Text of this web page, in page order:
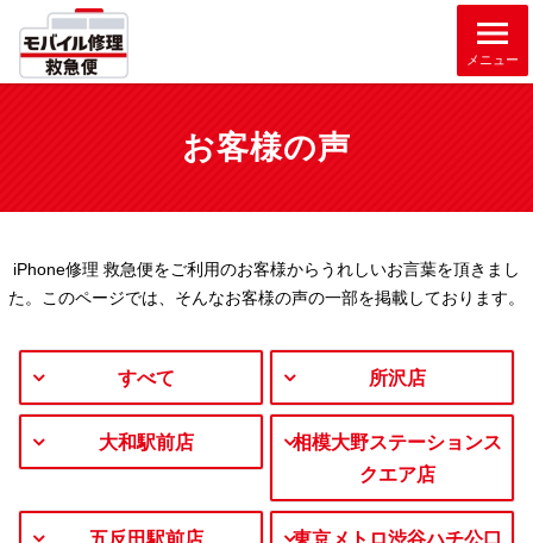
メニュー
お客様の声
iPhone修理 救急便をご利用のお客様からうれしいお言葉を頂きまし
た。
このページでは、そんなお客様の声の一部を掲載しております。
すべて 所沢店
大和駅前店
相模大野ステーションス
クエア店
五反田駅前店
東京メトロ渋谷ハチ公口